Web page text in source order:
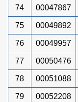
74 00047867
75 00049892
76 00049957
77 00050476
78 00051088
79 00052208